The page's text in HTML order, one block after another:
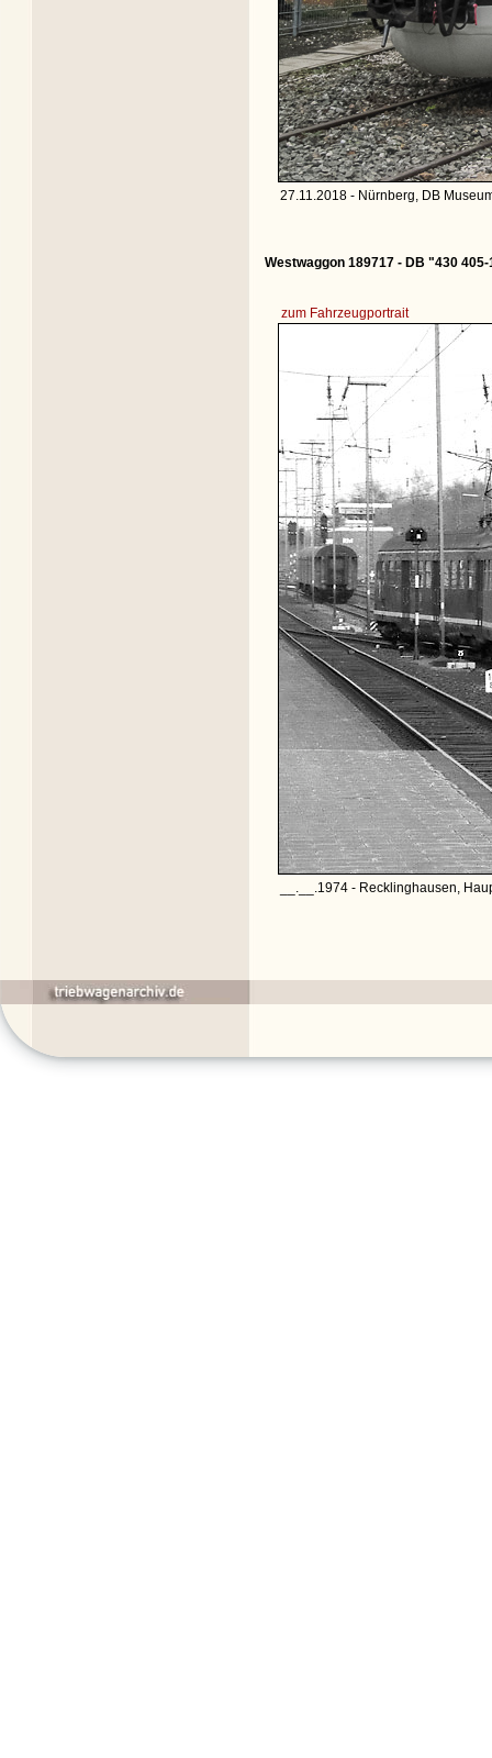
27.11.2018 - Nürnberg, DB
Westwaggon 189717 - DB "430
zum Fahrzeugportrait
__.__.1974 - Recklinghausen,